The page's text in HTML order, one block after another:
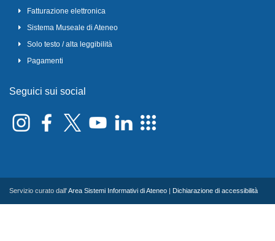
Fatturazione elettronica
Sistema Museale di Ateneo
Solo testo / alta leggibilità
Pagamenti
Seguici sui social
Servizio curato dall'Area Sistemi Informativi di Ateneo Dichiarazione di accessibilità